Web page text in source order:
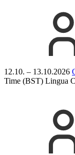
12.10. – 13.10.2026
Time (BST) Lingua